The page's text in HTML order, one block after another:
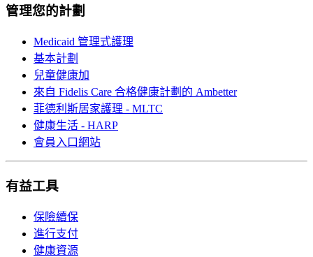
管理您的計劃
Medicaid 管理式護理
基本計劃
兒童健康加
來自 Fidelis Care 合格健康計劃的 Ambetter
菲德利斯居家護理 - MLTC
健康生活 - HARP
會員入口網站
有益工具
保險續保
進行支付
健康資源